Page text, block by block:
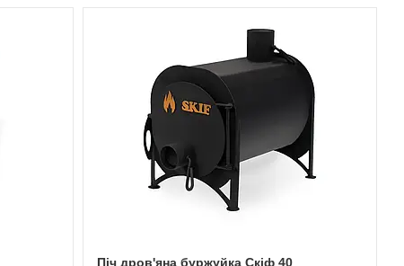
Піч дров'яна буржуйка Скіф 40